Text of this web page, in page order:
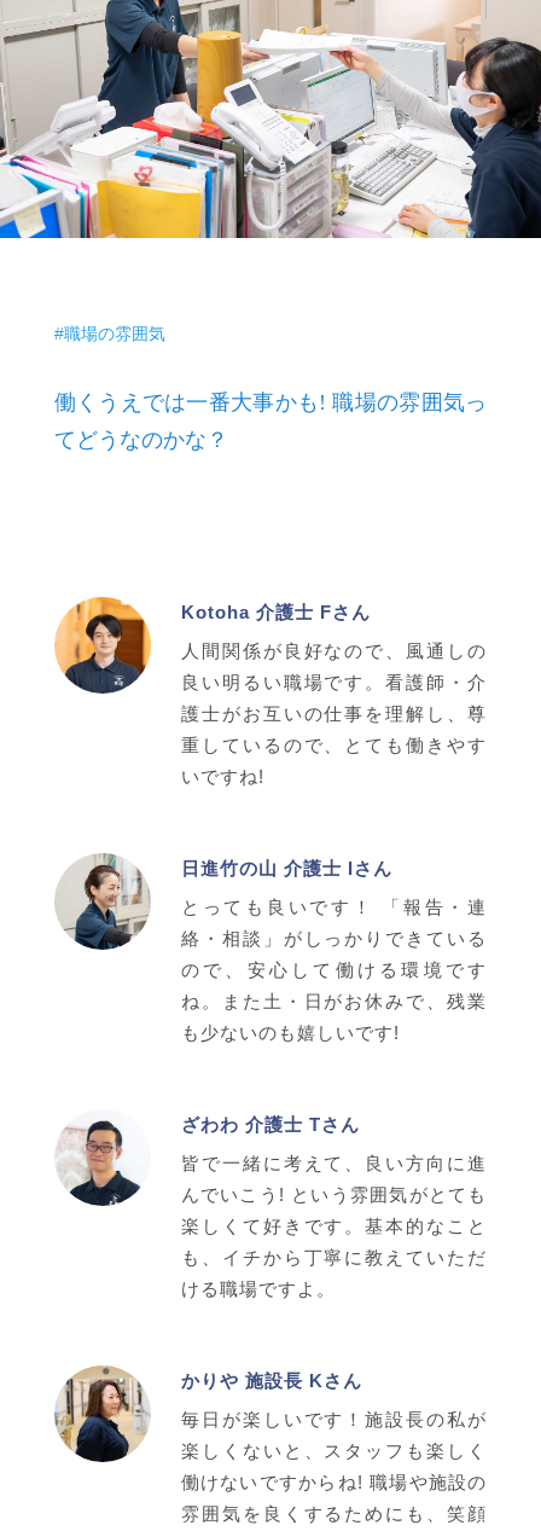
#職場の雰囲気
働くうえでは一番大事かも! 職場の雰囲気っ
てどうなのかな？
Kotoha 介護士 Fさん
人間関係が良好なので、風通しの
良い明るい職場です。看護師・介
護士がお互いの仕事を理解し、尊
重しているので、とても働きやす
いですね!
日進竹の山 介護士 Iさん
とっても良いです！ 「報告・連
絡・相談」がしっかりできている
ので、安心して働ける環境です
ね。また土・日がお休みで、残業
も少ないのも嬉しいです!
ざわわ 介護士 Tさん
皆で一緒に考えて、良い方向に進
んでいこう! という雰囲気がとても
楽しくて好きです。基本的なこと
も、イチから丁寧に教えていただ
ける職場ですよ。
かりや 施設長 Kさん
毎日が楽しいです！施設長の私が
楽しくないと、スタッフも楽しく
働けないですからね! 職場や施設の
雰囲気を良くするためにも、笑顔